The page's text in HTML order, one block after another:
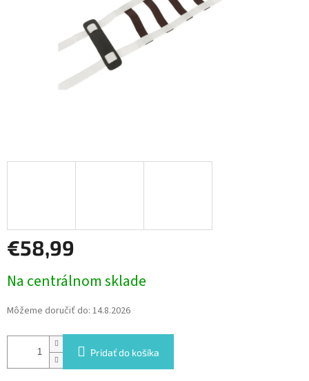
€58,99
cena:
Na centrálnom sklade
Môžeme doručiť do: 14.8.2026
Pridať do košíka